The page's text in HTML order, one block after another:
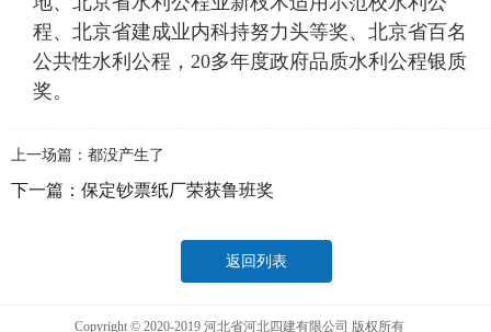
程、北京省建成业内科持努力头等奖、北京省百名
公共性水利公程，20多年度政府品质水利公程银质
奖。
上一场篇：都没产生了
下一篇： 保定钞票纸厂荣获鲁班奖
返回列表
Copyright © 2020-2019 河北省河北四建有限公司 版权所有